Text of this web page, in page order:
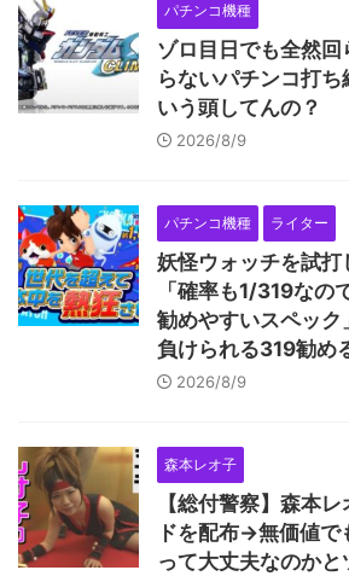
パチンコ機種
ゾロ目日でも全然回
らないパチンコ打
いう頭してんの？
2026/8/9
パチンコ機種 ライター
妖怪ウォッチを試
「確率も1/319なの
勧めやすいスペッ
負けられる319勧め
2026/8/9
森本レオ子
【総付警察】森本
ドを配布→無価値で
って大丈夫なのかと